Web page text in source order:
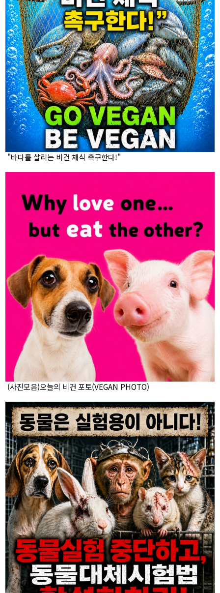
"바다를 살리는 비건 채식 촉구한다!"
(사진모음)오늘의 비건 포토(VEGAN PHOTO)